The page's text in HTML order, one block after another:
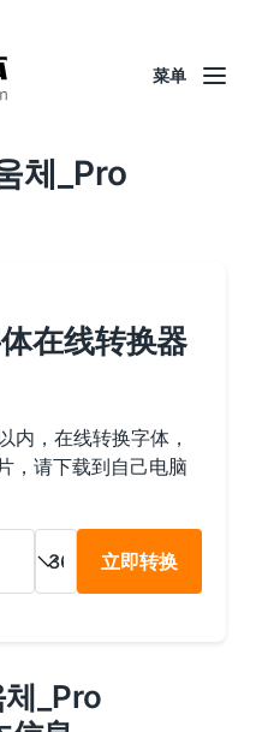
菜单
체_Pro
在线转换器
内，在线转换字体，
，请下载到自己电脑
立即转换
_Pro